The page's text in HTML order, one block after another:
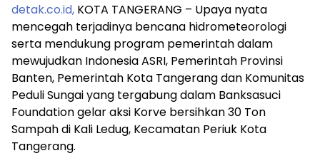
detak.co.id, KOTA TANGERANG – Upaya nyata
mencegah terjadinya bencana hidrometeorologi
serta mendukung program pemerintah dalam
mewujudkan Indonesia ASRI, Pemerintah Provinsi
Banten, Pemerintah Kota Tangerang dan Komunitas
Peduli Sungai yang tergabung dalam Banksasuci
Foundation gelar aksi Korve bersihkan 30 Ton
Sampah di Kali Ledug, Kecamatan Periuk Kota
Tangerang.